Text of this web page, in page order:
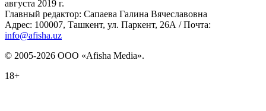
августа 2019 г.
Главный редактор: Сапаева Галина Вячеславовна
Адрес: 100007, Ташкент, ул. Паркент, 26А / Почта:
info@afisha.uz
© 2005-2026 ООО «Afisha Media».
18+